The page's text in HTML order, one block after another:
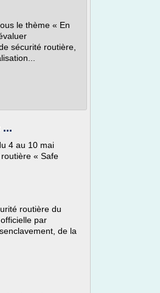
le thème « En
sécurité routière,
4 au 10 mai
« Safe
routière du
par
de la